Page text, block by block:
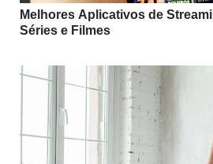
Melhores Aplicativos de
Séries e Filmes